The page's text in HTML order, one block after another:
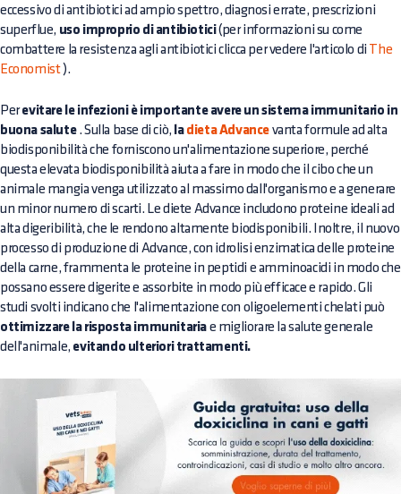
eccessivo di antibiotici ad ampio spettro, diagnosi errate, prescrizioni
superflue, uso improprio di antibiotici(per informazioni su come
combattere la resistenza agli antibiotici clicca per vedere l'articolo di The
Economist).
Perevitare le infezioni è importante avere un sistema immunitario in
buona salute. Sulla base di ciò, ladieta Advance vanta formule ad alta
biodisponibilità che forniscono un'alimentazione superiore, perché
questa elevata biodisponibilità aiuta a fare in modo che il cibo che un
animale mangia venga utilizzato al massimo dall'organismo e a generare
un minor numero di scarti. Le diete Advance includono proteine ideali ad
alta digeribilità, che le rendono altamente biodisponibili. Inoltre, il nuovo
processo di produzione di Advance, con idrolisi enzimatica delle proteine
della carne, frammenta le proteine in peptidi e amminoacidi in modo che
possano essere digerite e assorbite in modo più efficace e rapido. Gli
studi svolti indicano che l'alimentazione con oligoelementi chelati può
ottimizzare la risposta immunitaria e migliorare la salute generale
dell'animale, evitando ulteriori trattamenti.